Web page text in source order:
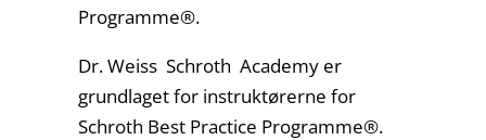
Programme®.
Dr. Weiss Schroth Academy er
grundlaget for instruktørerne for
Schroth Best Practice Programme®.